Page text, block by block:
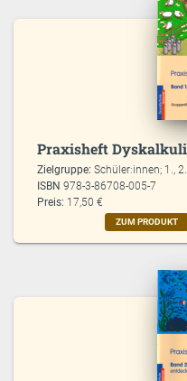
Praxisheft
Zielgruppe:Schüler:innen; 1.,
ISBN978-3-86708-005-7
Preis: 17,50 €
ZUM PRODUKT